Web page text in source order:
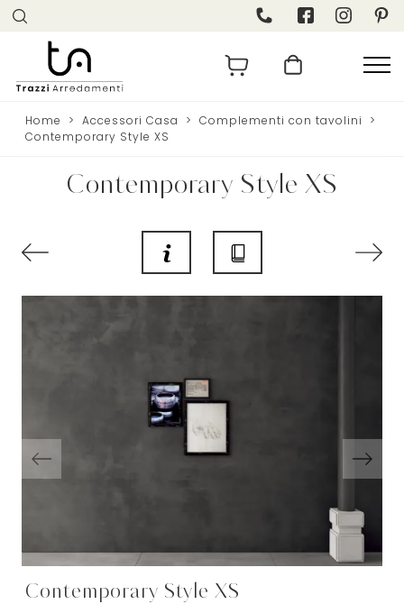
Home > Accessori Casa > Complementi con tavolini
>
Contemporary Style XS
Contemporary Style XS
Contemporary Style XS